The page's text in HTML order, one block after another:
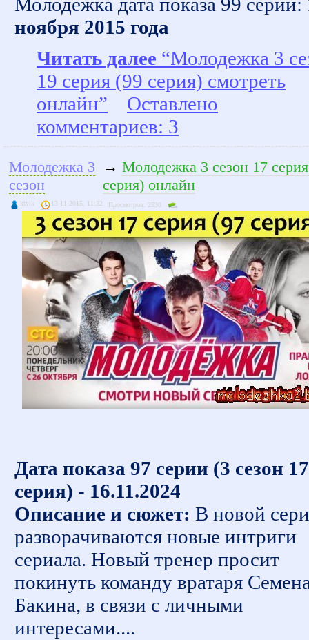
Молодежка дата показа 99 серии:
ноября 2015 года
Читать далее “Молодежка 3
19 серия (99 серия) смотреть
онлайн”
Оставлено
комментариев: 3
Молодежка 3
сезон
→ Молодежка 3 сезон 17
серия) онлайн
kivik 13-11-2015, 11:32 Просмотров: 2530
Дата показа 97 серии (3 сезон 17
серия) - 16.11.2024
Описание и сюжет: В новой
разворачиваются новые интриги
сериала. Новый тренер просит
покинуть команду вратаря
Бакина, в связи с личными
интересами....